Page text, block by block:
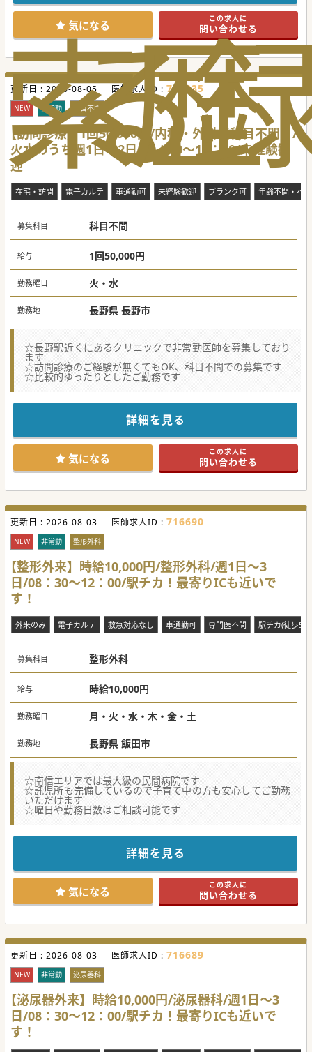
索
る
歴
気になる この求人に
問い合わせる
更新日 : 2026-08-05 医師求人ID : 736235
NEW 非常勤 科目不問
【訪問診療】1回50,000円/内科・外科（科目不問）/
火水のうち週1日～2日/09：00～13：00/未経験歓
迎
在宅・訪問 電子カルテ 車通勤可 未経験歓迎 ブランク可 年齢不問・ベ
募集科目 科目不問
給与 1回50,000円
勤務曜日 火・水
勤務地 長野県 長野市
☆長野駅近くにあるクリニックで非常勤医師を募集しており
ます
☆訪問診療のご経験が無くてもOK、科目不問での募集です
☆比較的ゆったりとしたご勤務です
詳細を見る
気になる この求人に
問い合わせる
更新日 : 2026-08-03 医師求人ID : 716690
NEW 非常勤 整形外科
【整形外来】時給10,000円/整形外科/週1日～3
日/08：30～12：00/駅チカ！最寄りICも近いで
す！
外来のみ 電子カルテ 救急対応なし 車通勤可 専門医不問 駅チカ(徒歩5
募集科目 整形外科
給与 時給10,000円
勤務曜日 月・火・水・木・金・土
勤務地 長野県 飯田市
☆南信エリアでは最大級の民間病院です
☆託児所も完備しているので子育て中の方も安心してご勤務
いただけます
☆曜日や勤務日数はご相談可能です
詳細を見る
気になる この求人に
問い合わせる
更新日 : 2026-08-03 医師求人ID : 716689
NEW 非常勤 泌尿器科
【泌尿器外来】時給10,000円/泌尿器科/週1日～3
日/08：30～12：00/駅チカ！最寄りICも近いで
す！